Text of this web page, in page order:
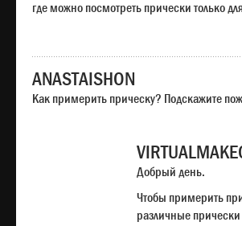
где можно посмотреть прически только
ANASTAISHON
Как примерить прическу? Подскажите
Добрый день.
Чтобы примерить
различные прически